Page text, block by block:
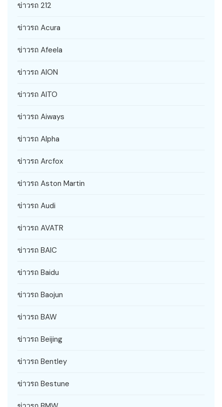
ข่าวรถ 212
ข่าวรถ Acura
ข่าวรถ Afeela
ข่าวรถ AION
ข่าวรถ AITO
ข่าวรถ Aiways
ข่าวรถ Alpha
ข่าวรถ Arcfox
ข่าวรถ Aston Martin
ข่าวรถ Audi
ข่าวรถ AVATR
ข่าวรถ BAIC
ข่าวรถ Baidu
ข่าวรถ Baojun
ข่าวรถ BAW
ข่าวรถ Beijing
ข่าวรถ Bentley
ข่าวรถ Bestune